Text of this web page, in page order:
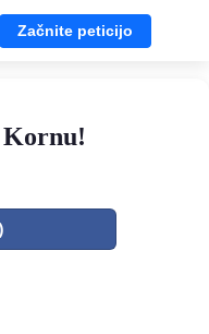
Začnite peticijo
Kornu!